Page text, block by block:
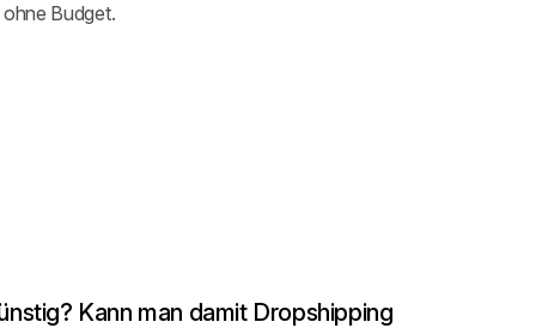
Budget.
Kann man damit Dropshipping